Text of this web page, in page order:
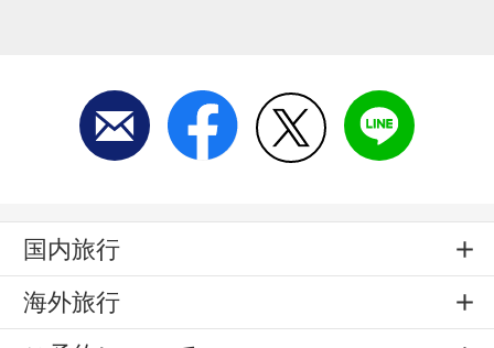
国内旅行
海外旅行